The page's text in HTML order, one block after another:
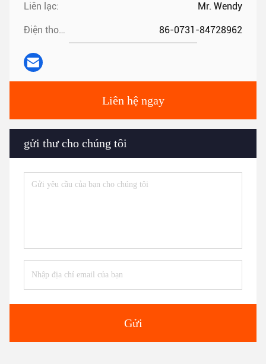
Liên lạc: Mr. Wendy
Điện thoại: 86-0731-84728962
Liên hệ ngay
gửi thư cho chúng tôi
Gửi